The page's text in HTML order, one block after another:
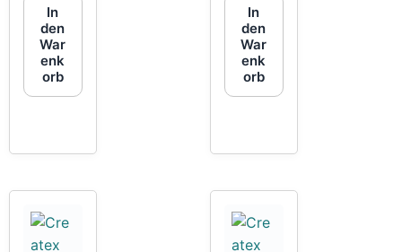
In
den
War
enk
orb
In
den
War
enk
orb